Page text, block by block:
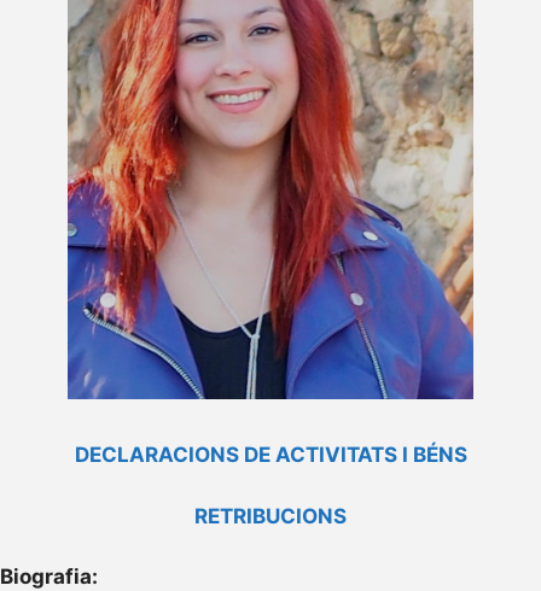
DECLARACIONS DE ACTIVITATS I BÉNS
RETRIBUCIONS
Biografia: